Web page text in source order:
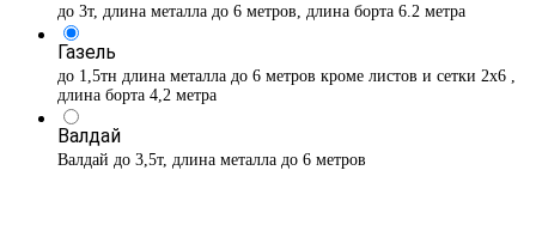
до 3т, длина металла до 6 метров, длина борта 6.2 метра
Газель
до 1,5тн длина металла до 6 метров кроме листов и сетки 2х6 ,
длина борта 4,2 метра
Валдай
Валдай до 3,5т, длина металла до 6 метров